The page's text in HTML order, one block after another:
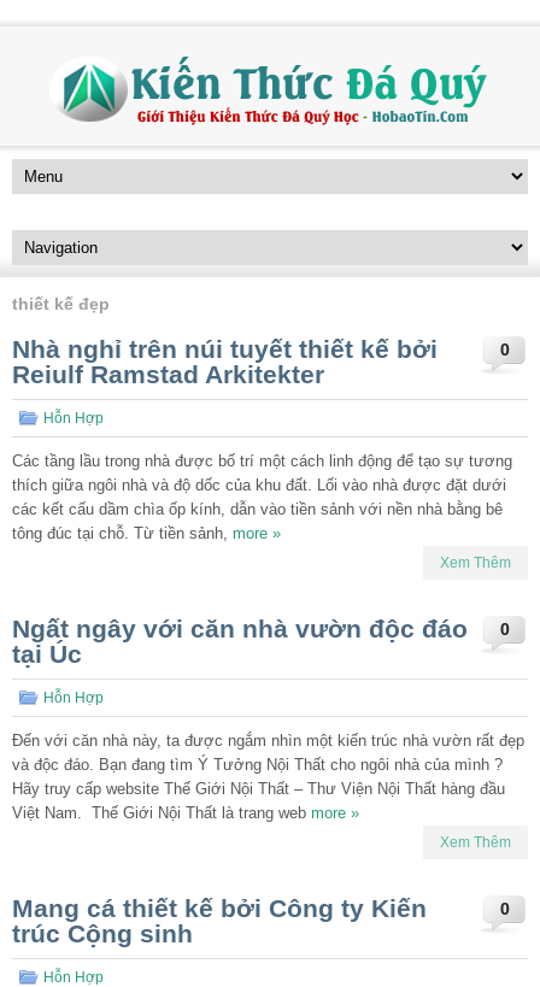
thiết kế đẹp
0
Nhà nghỉ trên núi tuyết thiết kế bởi
Reiulf Ramstad Arkitekter
Hỗn Hợp
Các tầng lầu trong nhà được bố trí một cách linh động để tạo sự tương
thích giữa ngôi nhà và độ dốc của khu đất. Lối vào nhà được đặt dưới
các kết cấu dầm chìa ốp kính, dẫn vào tiền sảnh với nền nhà bằng bê
tông đúc tại chỗ. Từ tiền sảnh, more »
Xem Thêm
0
Ngất ngây với căn nhà vườn độc đáo
tại Úc
Hỗn Hợp
Đến với căn nhà này, ta được ngắm nhìn một kiến trúc nhà vườn rất đẹp
và độc đáo. Bạn đang tìm Ý Tưởng Nội Thất cho ngôi nhà của mình ?
Hãy truy cấp website Thế Giới Nội Thất – Thư Viện Nội Thất hàng đầu
Việt Nam. Thế Giới Nội Thất là trang web more »
Xem Thêm
0
Mang cá thiết kế bởi Công ty Kiến
trúc Cộng sinh
Hỗn Hợp